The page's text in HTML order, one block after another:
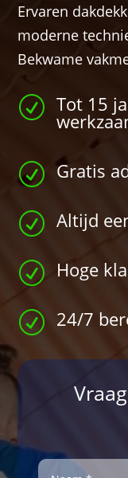
Ervaren
moderne
Bekwame
R Tot 15
R Gratis
R Altijd
R Hoge
R 24/7